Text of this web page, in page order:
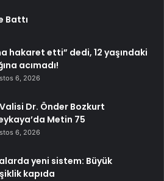
Battı
hakaret etti” dedi, 12 yaşındaki
acımadı!
6, 2026
Valisi Dr. Önder Bozkurt
Metin 75
6, 2026
yeni sistem: Büyük
kapıda